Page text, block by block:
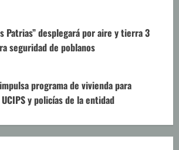
Patrias” desplegará por aire y tierra 3
seguridad de poblanos
programa de vivienda para
y policías de la entidad